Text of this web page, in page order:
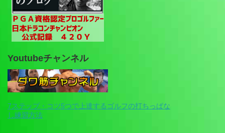
Youtubeチャンネル
7ステップ・コツ5つで上達するゴルフの打ちっぱな
し練習方法